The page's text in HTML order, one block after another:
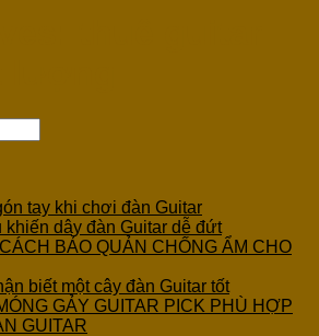
tay khi chơi đàn Guitar
khiến dây đàn Guitar dễ đứt
BẢO QUẢN CHỐNG ẨM CHO
biết một cây đàn Guitar tốt
GẢY GUITAR PICK PHÙ HỢP
GUITAR